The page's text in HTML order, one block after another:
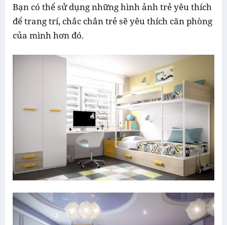
Bạn có thể sử dụng những hình ảnh trẻ yêu thích
để trang trí, chắc chắn trẻ sẽ yêu thích căn phòng
của mình hơn đó.